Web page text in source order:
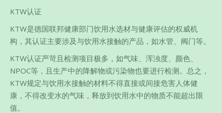
KTW认证
KTW是德国联邦健康部门饮用水选材与健康评估的权威机
构，其认证主要涉及与饮用水接触的产品，如水管、阀门等。
KTW认证严苛且检测项目极多，如气味、浑浊度、颜色、
NPOC等，且生产中的降解物或污染物也要进行检测。总之，
KTW规定与饮用水接触的材料不得直接或间接危害人体健
康，不得改变水的气味，释放到饮用水中的物质不能超出限
值。